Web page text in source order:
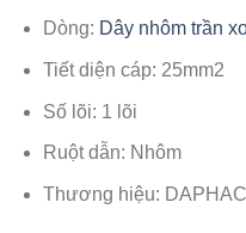
Dòng: Dây nhôm trần
Tiết diện cáp: 25mm2
Số lõi: 1 lõi
Ruột dẫn: Nhôm
Thương hiệu: